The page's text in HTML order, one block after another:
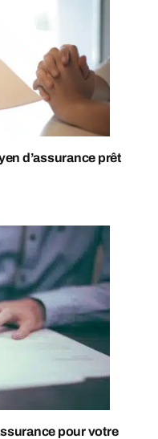
d’assurance prêt
pour votre